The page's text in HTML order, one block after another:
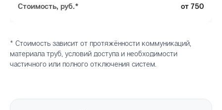
от 750
* Стоимость зависит от протяжённости коммуникаций,
материала труб, условий доступа и необходимости
частичного или полного отключения систем.